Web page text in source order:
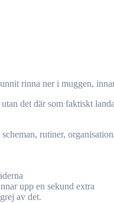
rinna ner i muggen,
det där som faktiskt
rutiner,
upp en sekund extra
av det.